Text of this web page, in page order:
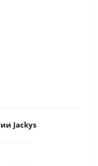
Jackys